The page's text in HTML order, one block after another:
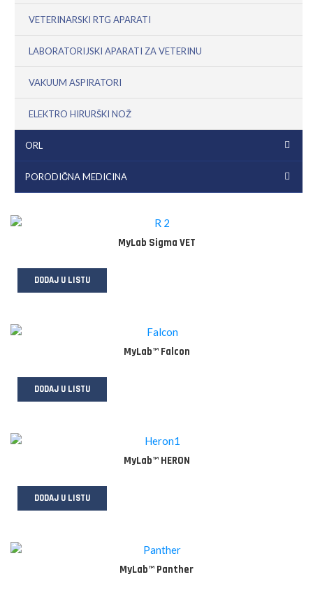
VETERINARSKI RTG APARATI
LABORATORIJSKI APARATI ZA VETERINU
VAKUUM ASPIRATORI
ELEKTRO HIRURŠKI NOŽ
ORL
PORODIČNA MEDICINA
MyLab Sigma VET
DODAJ U LISTU
MyLab™ Falcon
DODAJ U LISTU
MyLab™ HERON
DODAJ U LISTU
MyLab™ Panther